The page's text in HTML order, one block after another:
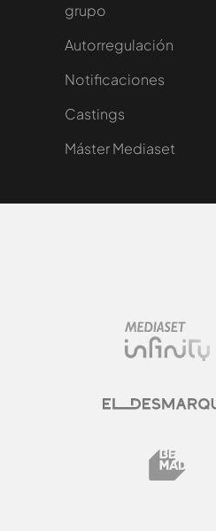
grupo
Autorregulación
Notificaciones
Castings
Máster Mediaset